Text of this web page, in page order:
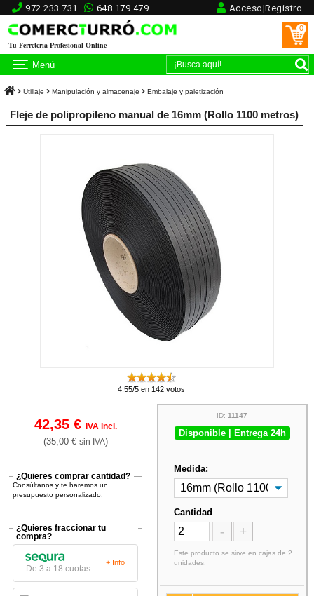
972 233 731 648 179 479 Acceso|Registro
Tu Ferretería Profesional Online
0
Menú
Utillaje Manipulación y almacenaje Embalaje y paletización
Fleje de polipropileno manual de 16mm (Rollo 1100 metros)
4.55/5 en 142 votos
42,35 € IVA incl.
(35,00 € sin IVA)
¿Quieres comprar cantidad?
Consúltanos y te haremos un
presupuesto personalizado.
¿Quieres fraccionar tu
compra?
De 3 a 18 cuotas
+ Info
ID:11147
Disponible | Entrega 24h
Medida:
Cantidad
- +
Este producto se sirve en cajas de 2
unidades.